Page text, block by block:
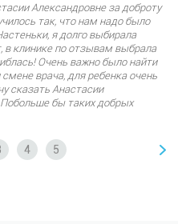
Александровне за доброту
так, что нам надо было
я долго выбирала
в клинике по отзывам выбрала
Очень важно было найти
смене врача, для ребенка очень
сказать Анастасии
бы таких добрых